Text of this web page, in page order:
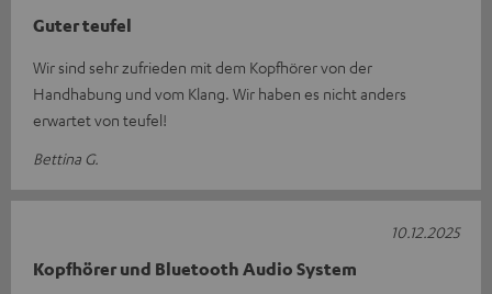
Guter teufel
Wir sind sehr zufrieden mit dem Kopfhörer von der
Handhabung und vom Klang. Wir haben es nicht anders
erwartet von teufel!
Bettina G.
Kopfhörer und Bluetooth Audio System
10.12.2025